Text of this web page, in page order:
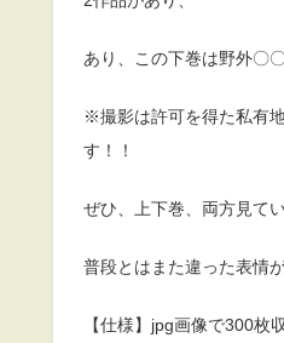
あり、この下巻は野外〇
※撮影は許可を得た私有
す！！
ぜひ、上下巻、両方見て
普段とはまた違った表情
【仕様】jpg画像で300枚